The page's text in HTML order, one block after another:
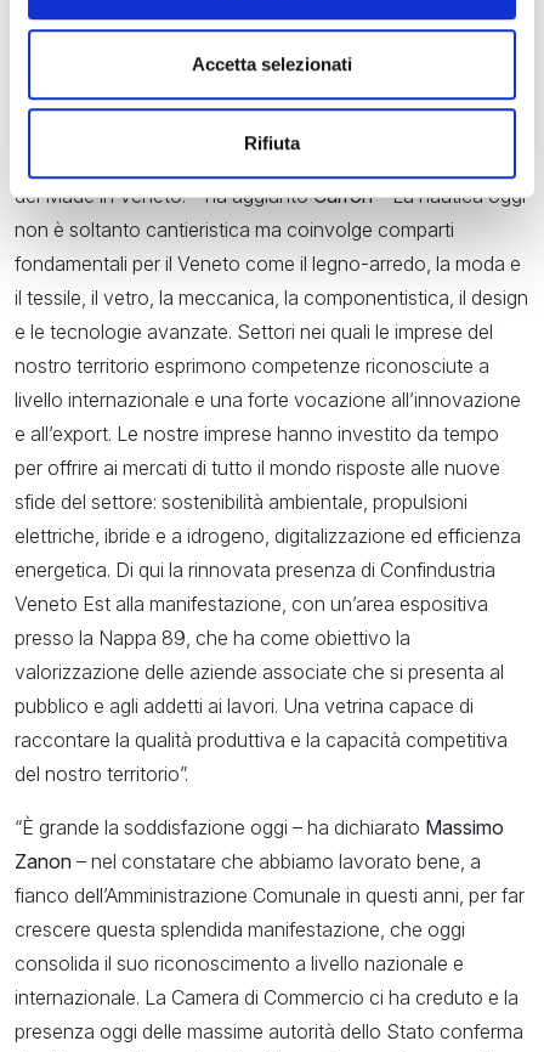
Accetta selezionati
Rifiuta
“Con 300 imbarcazioni presenti, 270 espositori provenienti
da Italia, Europa e Mediterraneo orientale solo quest’anno,
il Salone Nautico di Venezia si conferma appuntamento
del Made in Veneto. – ha aggiuntoCarron– La nautica oggi
non è soltanto cantieristica ma coinvolge comparti
fondamentali per il Veneto come il legno-arredo, la moda e
il tessile, il vetro, la meccanica, la componentistica, il design
e le tecnologie avanzate. Settori nei quali le imprese del
nostro territorio esprimono competenze riconosciute a
livello internazionale e una forte vocazione all’innovazione
e all’export. Le nostre imprese hanno investito da tempo
per offrire ai mercati di tutto il mondo risposte alle nuove
sfide del settore: sostenibilità ambientale, propulsioni
elettriche, ibride e a idrogeno, digitalizzazione ed efficienza
energetica. Di qui la rinnovata presenza di Confindustria
Veneto Est alla manifestazione, con un’area espositiva
presso la Nappa 89, che ha come obiettivo la
valorizzazione delle aziende associate che si presenta al
pubblico e agli addetti ai lavori. Una vetrina capace di
raccontare la qualità produttiva e la capacità competitiva
del nostro territorio”.
“È grande la soddisfazione oggi – ha dichiarato Massimo
Zanon – nel constatare che abbiamo lavorato bene, a
fianco dell’Amministrazione Comunale in questi anni, per far
crescere questa splendida manifestazione, che oggi
consolida il suo riconoscimento a livello nazionale e
internazionale. La Camera di Commercio ci ha creduto e la
presenza oggi delle massime autorità dello Stato conferma